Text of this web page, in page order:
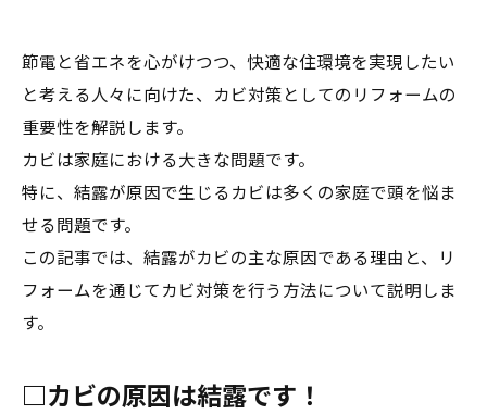
節電と省エネを心がけつつ、快適な住環境を実現したい
と考える人々に向けた、カビ対策としてのリフォームの
重要性を解説します。
カビは家庭における大きな問題です。
特に、結露が原因で生じるカビは多くの家庭で頭を悩ま
せる問題です。
この記事では、結露がカビの主な原因である理由と、リ
フォームを通じてカビ対策を行う方法について説明しま
す。
□カビの原因は結露です！